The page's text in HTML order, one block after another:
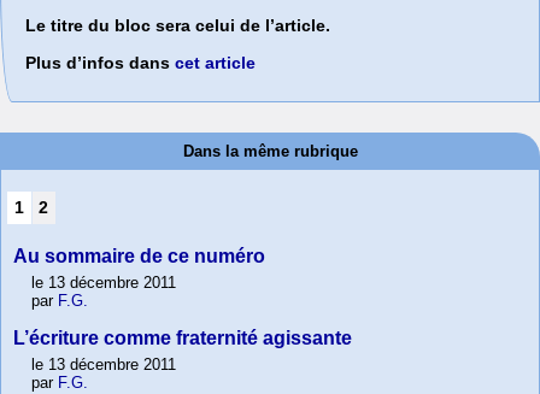
Le titre du bloc sera celui de l’article.
Plus d’infos dans cet article
Dans la même rubrique
1 2
Au sommaire de ce numéro
le 13 décembre 2011
par F.G.
L’écriture comme fraternité agissante
le 13 décembre 2011
par F.G.